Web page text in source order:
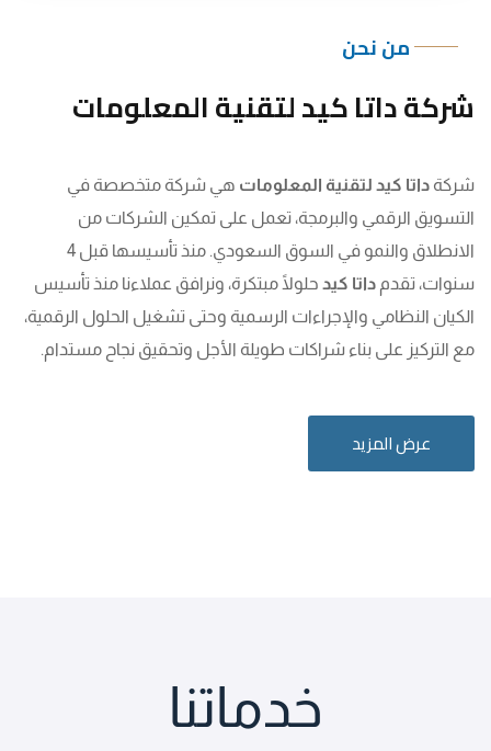
من نحن
شركة داتا كيد لتقنية المعلومات
شركة داتا كيد لتقنية المعلومات هي شركة متخصصة في
التسويق الرقمي والبرمجة، تعمل على تمكين الشركات من
الانطلاق والنمو في السوق السعودي. منذ تأسيسها قبل 4
سنوات، تقدم داتا كيد حلولًا مبتكرة، ونرافق عملاءنا منذ تأسيس
الكيان النظامي والإجراءات الرسمية وحتى تشغيل الحلول الرقمية،
مع التركيز على بناء شراكات طويلة الأجل وتحقيق نجاح مستدام.
عرض المزيد
خدماتنا